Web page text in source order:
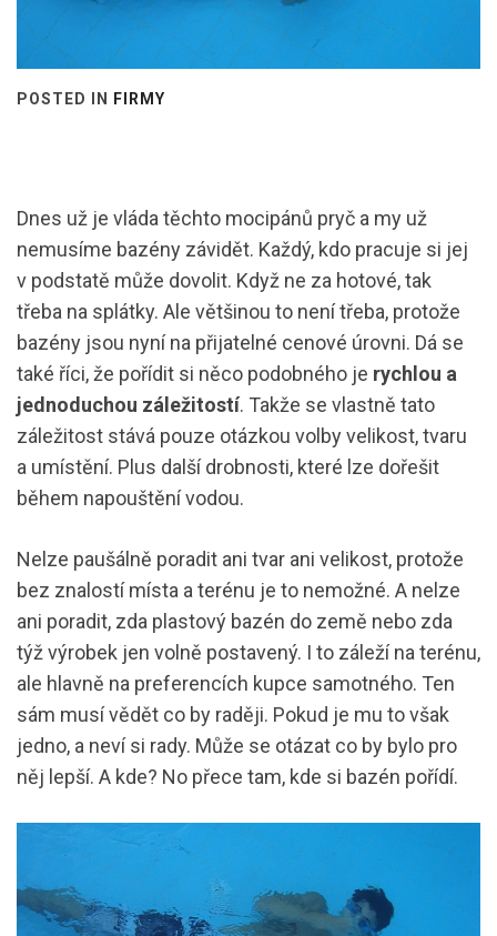
POSTED IN FIRMY
Dnes už je vláda těchto mocipánů pryč a my už
nemusíme bazény závidět. Každý, kdo pracuje si jej
v podstatě může dovolit. Když ne za hotové, tak
třeba na splátky. Ale většinou to není třeba, protože
bazény jsou nyní na přijatelné cenové úrovni. Dá se
také říci, že pořídit si něco podobného je rychlou a
jednoduchou záležitostí. Takže se vlastně tato
záležitost stává pouze otázkou volby velikost, tvaru
a umístění. Plus další drobnosti, které lze dořešit
během napouštění vodou.
Nelze paušálně poradit ani tvar ani velikost, protože
bez znalostí místa a terénu je to nemožné. A nelze
ani poradit, zda plastový bazén do země nebo zda
týž výrobek jen volně postavený. I to záleží na terénu,
ale hlavně na preferencích kupce samotného. Ten
sám musí vědět co by raději. Pokud je mu to však
jedno, a neví si rady. Může se otázat co by bylo pro
něj lepší. A kde? No přece tam, kde si bazén pořídí.